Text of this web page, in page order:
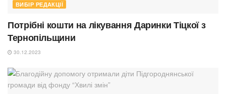
ВИБІР РЕДАКЦІЇ
Потрібні кошти на лікування Даринки Тіцкої з
Тернопільщини
30.12.2023